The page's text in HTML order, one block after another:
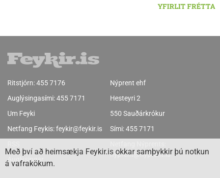
YFIRLIT FRÉTTA
Ritstjórn:455 7176
Auglýsingasími:455 7171
Um Feyki
Netfang Feykis:feykir@feykir.is
Auglýsingar
Nýprent ehf
Hesteyri 2
550 Sauðárkrókur
Sími:455 7171
nyprent@nyprent.is
Með því að heimsækja Feykir.is okkar samþykkir þú notkun
á vafrakökum.